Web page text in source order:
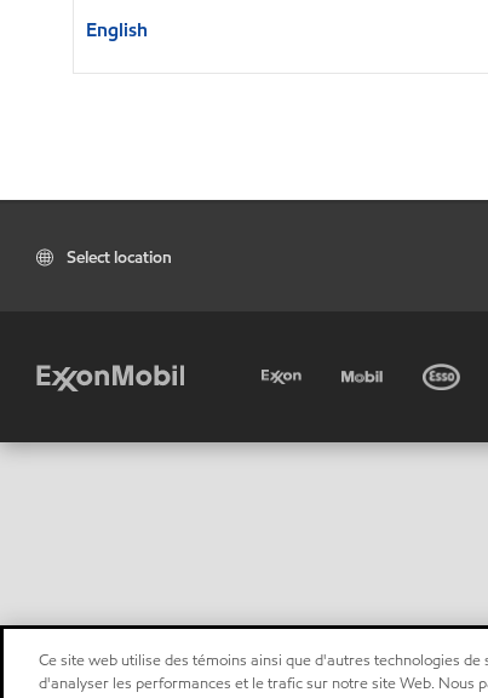
English
Select location
Ce site web utilise des témoins ainsi que d'autres technologies
d'analyser les performances et le trafic sur notre site Web.